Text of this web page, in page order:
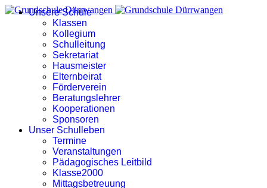
Unsere Schule
Klassen
Kollegium
Schulleitung
Sekretariat
Hausmeister
Elternbeirat
Förderverein
Beratungslehrer
Kooperationen
Sponsoren
Unser Schulleben
Termine
Veranstaltungen
Pädagogisches Leitbild
Klasse2000
Mittagsbetreuung